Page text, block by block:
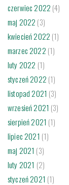
czerwiec 2022 (4)
maj 2022 (3)
kwiecień 2022 (1)
marzec 2022 (1)
luty 2022 (1)
styczeń 2022 (1)
listopad 2021 (3)
wrzesień 2021 (3)
sierpień 2021 (1)
lipiec 2021 (1)
maj 2021 (3)
luty 2021 (2)
styczeń 2021 (1)